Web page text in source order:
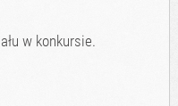
w konkursie.